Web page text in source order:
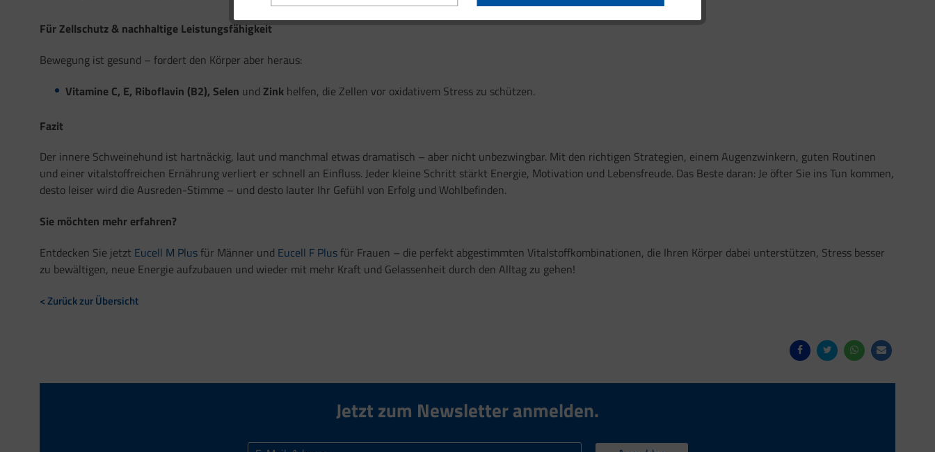
Für Zellschutz & nachhaltige Leistungsfähigkeit
Bewegung ist gesund – fordert den Körper aber heraus:
Vitamine C, E, Riboflavin (B2), Selen und Zinkhelfen, die Zellen vor oxidativem Stress zu schützen.
Fazit
Der innere Schweinehund ist hartnäckig, laut und manchmal etwas dramatisch – aber nicht unbezwingbar. Mit den richtigen Strategien, einem Augenzwinkern, guten Routinen
und einer vitalstoffreichen Ernährung verliert er schnell an Einfluss. Jeder kleine Schritt stärkt Energie, Motivation und Lebensfreude. Das Beste daran: Je öfter Sie ins Tun kommen,
desto leiser wird die Ausreden-Stimme – und desto lauter Ihr Gefühl von Erfolg und Wohlbefinden.
Sie möchten mehr erfahren?
Entdecken Sie jetzt Eucell M Plusfür Männer und Eucell F Plusfür Frauen – die perfekt abgestimmten Vitalstoffkombinationen, die Ihren Körper dabei unterstützen, Stress besser
zu bewältigen, neue Energie aufzubauen und wieder mit mehr Kraft und Gelassenheit durch den Alltag zu gehen!
< Zurück zur Übersicht
Jetzt zum Newsletter anmelden.